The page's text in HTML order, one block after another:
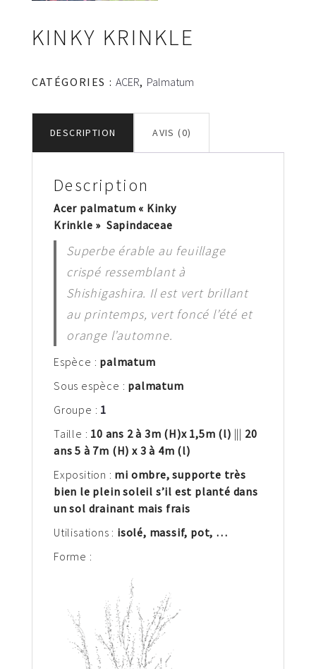
KINKY KRINKLE
CATÉGORIES : ACER, Palmatum
DESCRIPTION AVIS (0)
Description
Acer palmatum « Kinky
Krinkle » Sapindaceae
Superbe érable au feuillage
crispé ressemblant à
Shishigashira. Il est vert brillant
au printemps, vert foncé l’été et
orange l’automne.
Espèce : palmatum
Sous espèce : palmatum
Groupe : 1
Taille : 10 ans 2 à 3m (H)x 1,5m (l) ||| 20
ans 5 à 7m (H) x 3 à 4m (l)
Exposition : mi ombre, supporte très
bien le plein soleil s’il est planté dans
un sol drainant mais frais
Utilisations : isolé, massif, pot, …
Forme :